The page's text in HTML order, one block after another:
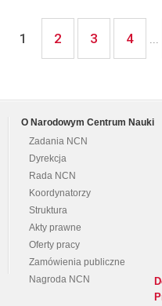
1 2 3 4 ...
O Narodowym Centrum Nauki
Zadania NCN
Dyrekcja
Rada NCN
Koordynatorzy
Struktura
Akty prawne
Oferty pracy
Zamówienia publiczne
Nagroda NCN